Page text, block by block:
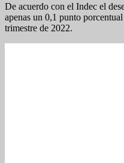
De acuerdo con el Indec el
apenas un 0,1 punto
trimestre de 2022.